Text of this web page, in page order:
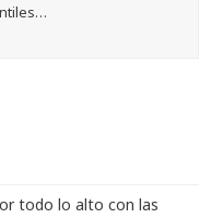
todo lo alto con las